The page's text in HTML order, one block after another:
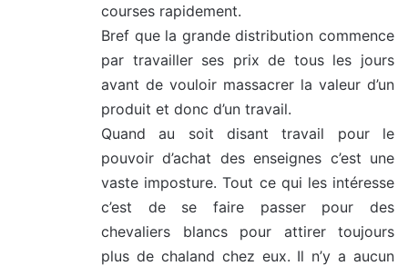
courses rapidement.
Bref que la grande distribution commence
par travailler ses prix de tous les jours
avant de vouloir massacrer la valeur d’un
produit et donc d’un travail.
Quand au soit disant travail pour le
pouvoir d’achat des enseignes c’est une
vaste imposture. Tout ce qui les intéresse
c’est de se faire passer pour des
chevaliers blancs pour attirer toujours
plus de chaland chez eux. Il n’y a aucun